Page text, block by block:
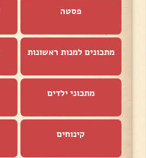
פסטה
מתכונים למנות ראשונות
מתכוני ילדים
קינוחים